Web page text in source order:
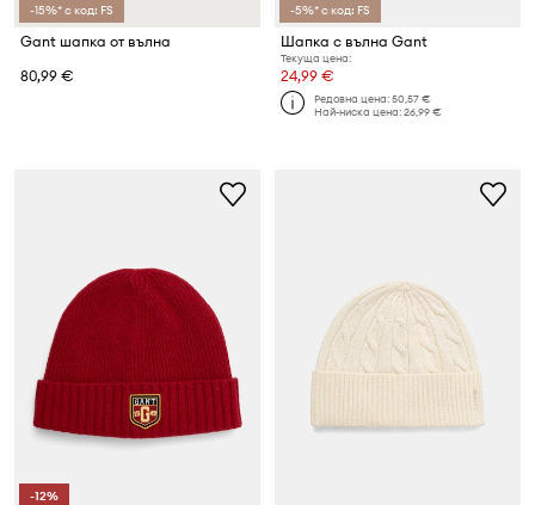
-15%* с код: FS
Gant шапка от вълна
80,99 €
-5%* с код: FS
Шапка с вълна Gant
Текуща цена:
24,99 €
Редовна цена:50,57 €
Най-ниска цена:26,99 €
-12%